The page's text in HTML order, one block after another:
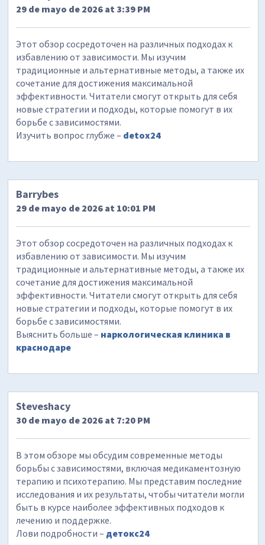
29 de mayo de 2026 at 3:39 PM
Этот обзор сосредоточен на различных подходах к
избавлению от зависимости. Мы изучим
традиционные и альтернативные методы, а также их
сочетание для достижения максимальной
эффективности. Читатели смогут открыть для себя
новые стратегии и подходы, которые помогут в их
борьбе с зависимостями.
Изучить вопрос глубже – detox24
Barrybes
29 de mayo de 2026 at 10:01 PM
Этот обзор сосредоточен на различных подходах к
избавлению от зависимости. Мы изучим
традиционные и альтернативные методы, а также их
сочетание для достижения максимальной
эффективности. Читатели смогут открыть для себя
новые стратегии и подходы, которые помогут в их
борьбе с зависимостями.
Выяснить больше – наркологическая клиника в
краснодаре
Steveshacy
30 de mayo de 2026 at 7:20 PM
В этом обзоре мы обсудим современные методы
борьбы с зависимостями, включая медикаментозную
терапию и психотерапию. Мы представим последние
исследования и их результаты, чтобы читатели могли
быть в курсе наиболее эффективных подходов к
лечению и поддержке.
Лови подробности – детокс24